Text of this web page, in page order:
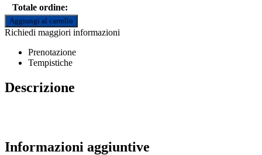
Totale ordine:
Aggiungi al carrello
Richiedi maggiori informazioni
Prenotazione
Tempistiche
Descrizione
Informazioni aggiuntive